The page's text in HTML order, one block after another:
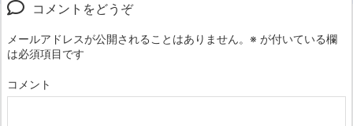
コメントをどうぞ
メールアドレスが公開されることはありません。 ※ が付いている欄
は必須項目です
コメント